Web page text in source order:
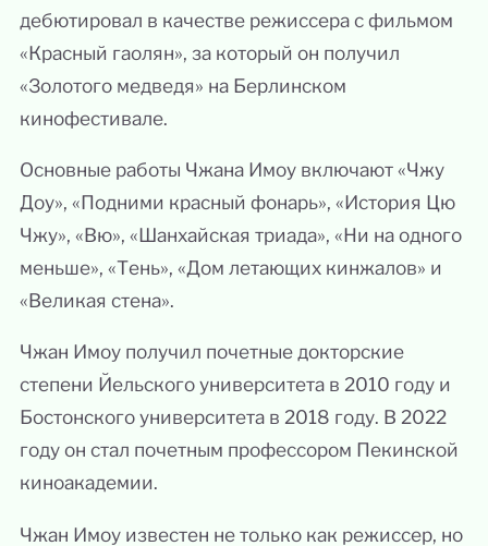
дебютировал в качестве режиссера с фильмом
«Красный гаолян», за который он получил
«Золотого медведя» на Берлинском
кинофестивале.
Основные работы Чжана Имоу включают «Чжу
Доу», «Подними красный фонарь», «История Цю
Чжу», «Вю», «Шанхайская триада», «Ни на одного
меньше», «Тень», «Дом летающих кинжалов» и
«Великая стена».
Чжан Имоу получил почетные докторские
степени Йельского университета в 2010 году и
Бостонского университета в 2018 году. В 2022
году он стал почетным профессором Пекинской
киноакадемии.
Чжан Имоу известен не только как режиссер, но